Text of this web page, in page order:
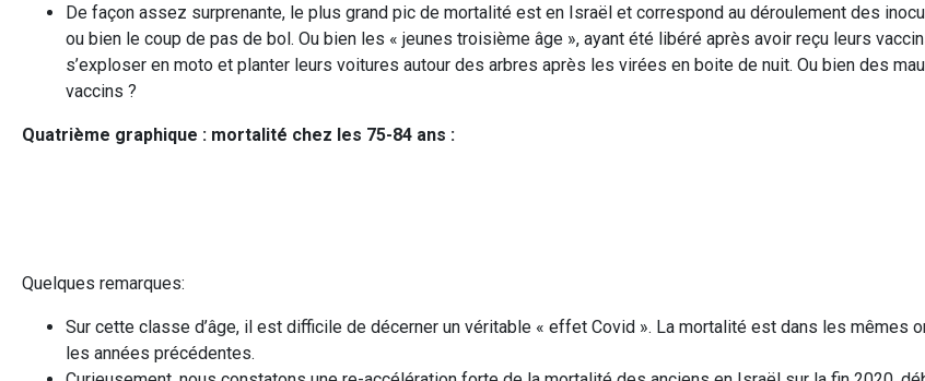
De façon assez surprenante, le plus grand pic de mortalité est en Israël et correspond au déroulement des
ou bien le coup de pas de bol. Ou bien les « jeunes troisième âge », ayant été libéré après avoir reçu leurs
s’exploser en moto et planter leurs voitures autour des arbres après les virées en boite de nuit. Ou bien des
vaccins ?
Quatrième graphique : mortalité chez les 75-84 ans :
Quelques remarques:
Sur cette classe d’âge, il est difficile de décerner un véritable « effet Covid ». La mortalité est dans les mêmes
les années précédentes.